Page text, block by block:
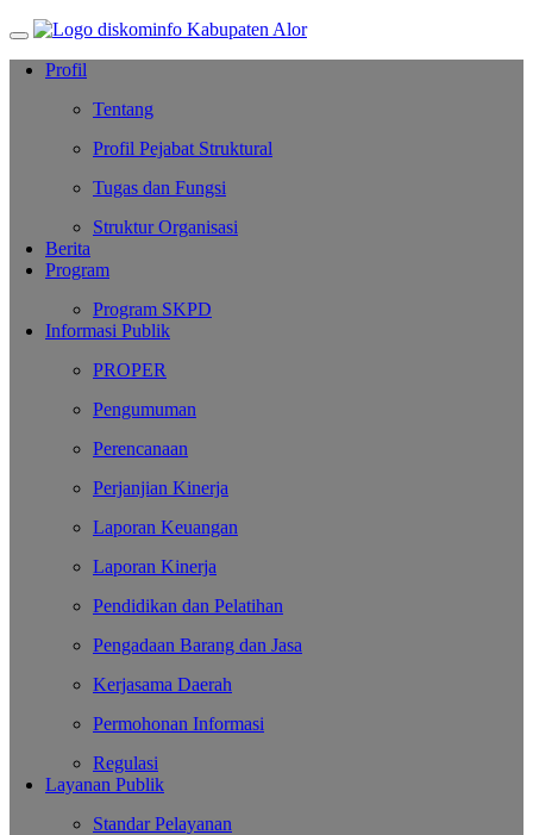
Profil
Tentang
Profil Pejabat Struktural
Tugas dan Fungsi
Struktur Organisasi
Berita
Program
Program SKPD
Informasi Publik
PROPER
Pengumuman
Perencanaan
Perjanjian Kinerja
Laporan Keuangan
Laporan Kinerja
Pendidikan dan Pelatihan
Pengadaan Barang dan Jasa
Kerjasama Daerah
Permohonan Informasi
Regulasi
Layanan Publik
Standar Pelayanan